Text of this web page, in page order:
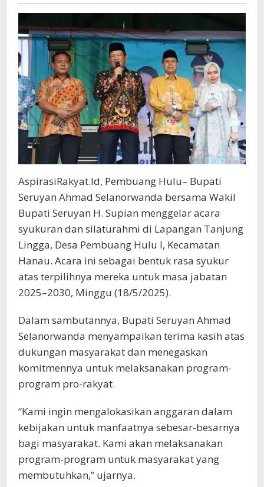
Masyarakat
Program
Pemerintah
AspirasiRakyat.Id, Pembuang Hulu– Bupati
Seruyan Ahmad Selanorwanda bersama Wakil
Bupati Seruyan H. Supian menggelar acara
syukuran dan silaturahmi di Lapangan Tanjung
Lingga, Desa Pembuang Hulu I, Kecamatan
Hanau. Acara ini sebagai bentuk rasa syukur
atas terpilihnya mereka untuk masa jabatan
2025–2030, Minggu (18/5/2025).
Dalam sambutannya, Bupati Seruyan Ahmad
Selanorwanda menyampaikan terima kasih atas
dukungan masyarakat dan menegaskan
komitmennya untuk melaksanakan program-
program pro-rakyat.
“Kami ingin mengalokasikan anggaran dalam
kebijakan untuk manfaatnya sebesar-besarnya
bagi masyarakat. Kami akan melaksanakan
program-program untuk masyarakat yang
membutuhkan,” ujarnya.